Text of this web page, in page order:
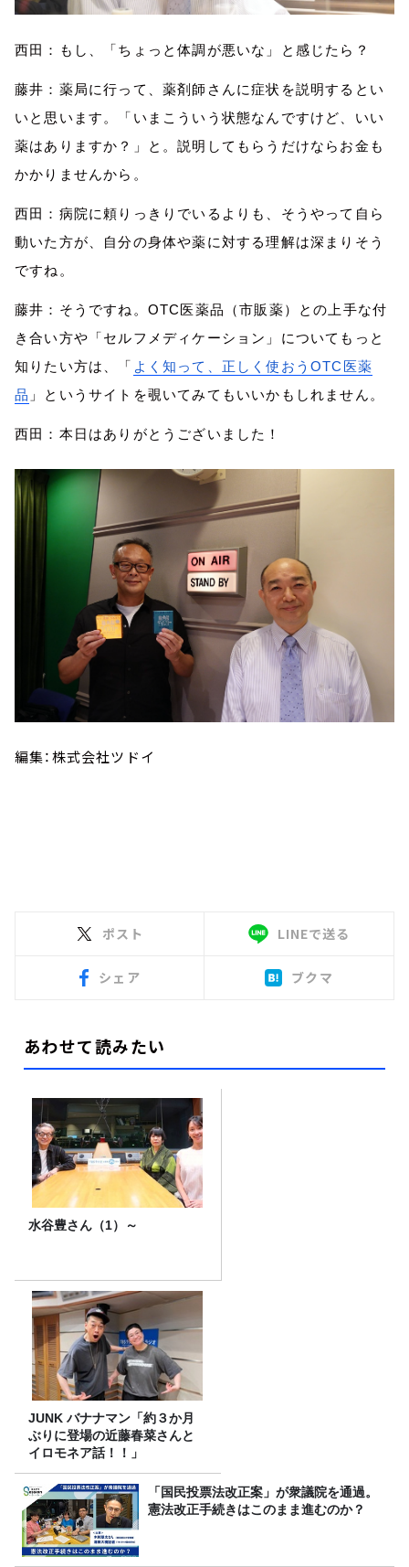
西田：もし、「ちょっと体調が悪いな」と感じたら？
藤井：薬局に行って、薬剤師さんに症状を説明するとい
いと思います。「いまこういう状態なんですけど、いい
薬はありますか？」と。説明してもらうだけならお金も
かかりませんから。
西田：病院に頼りっきりでいるよりも、そうやって自ら
動いた方が、自分の身体や薬に対する理解は深まりそう
ですね。
藤井：そうですね。OTC医薬品
（市販薬）との上手な付
き合い方や 「セルフメディケーション 」 についてもっと
知りたい方は、「 よく知って、正しく使おうOTC医薬
品 」というサイトを覗いてみて もいいかもしれません。
西田：本日はありがとうございました！
編集：株式会社ツドイ
ポスト LINEで送る
シェア ブクマ
あわせて読みたい
水谷豊さん（1）～
JUNK バナナマン「約３か月
ぶりに登場の近藤春菜さんと
イロモネア話！！」
「国民投票法改正案」が衆議院を通過。
憲法改正手続きはこのまま進むのか？